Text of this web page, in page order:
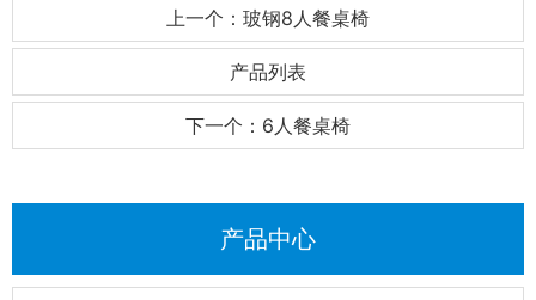
上一个：玻钢8人餐桌椅
产品列表
下一个：6人餐桌椅
产品中心